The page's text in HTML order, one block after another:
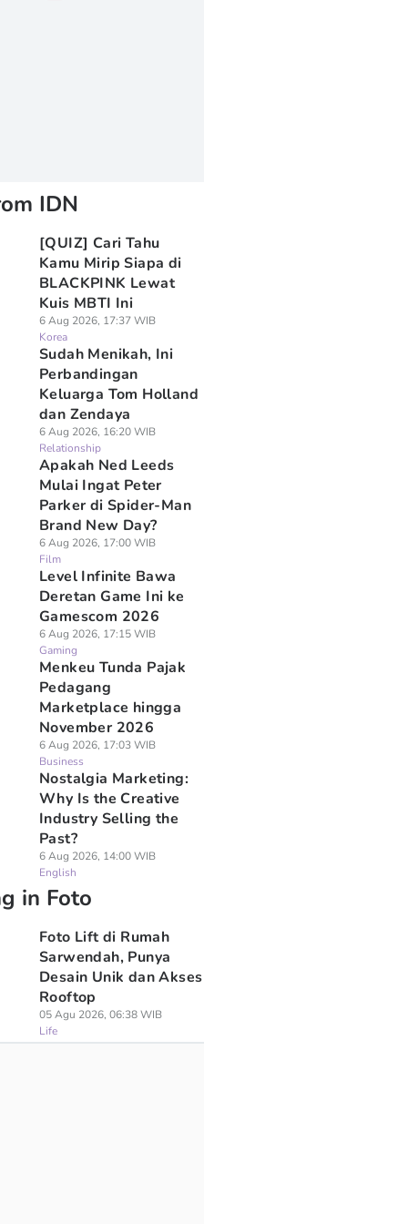
IDN
[QUIZ] Cari Tahu
Kamu Mirip Siapa di
BLACKPINK Lewat
Kuis MBTI Ini
6 Aug 2026, 17:37 WIB
Korea
Sudah Menikah, Ini
Perbandingan
Keluarga Tom Holland
dan Zendaya
6 Aug 2026, 16:20 WIB
Relationship
Apakah Ned Leeds
Mulai Ingat Peter
Parker di Spider-Man
Brand New Day?
6 Aug 2026, 17:00 WIB
Film
Level Infinite Bawa
Deretan Game Ini ke
Gamescom 2026
6 Aug 2026, 17:15 WIB
Gaming
Menkeu Tunda Pajak
Pedagang
Marketplace hingga
November 2026
6 Aug 2026, 17:03 WIB
Business
Nostalgia Marketing:
Why Is the Creative
Industry Selling the
Past?
6 Aug 2026, 14:00 WIB
English
in Foto
Foto Lift di Rumah
Sarwendah, Punya
Desain Unik dan Akses
Rooftop
05 Agu 2026, 06:38 WIB
Life